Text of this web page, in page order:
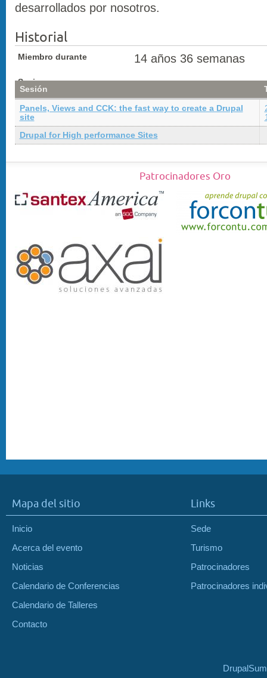
desarrollados por nosotros.
Historial
Miembro durante 14 años 36 semanas
Sesiones
Sesión
Panels, Views and CCK: the fast way to create a Drupal
site
Drupal for High performance Sites
Patrocinadores Oro
Mapa del sitio
Inicio
Acerca del evento
Noticias
Calendario de Conferencias
Calendario de Talleres
Contacto
Links
Sede
Turismo
Patrocinadores
Patrocinadores